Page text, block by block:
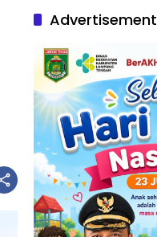
Advertisement